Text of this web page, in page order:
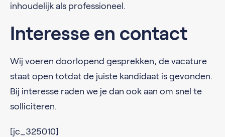
inhoudelijk als professioneel.
Interesse en contact
Wij voeren doorlopend gesprekken, de vacature
staat open totdat de juiste kandidaat is gevonden.
Bij interesse raden we je dan ook aan om snel te
solliciteren.
[jc_325010]